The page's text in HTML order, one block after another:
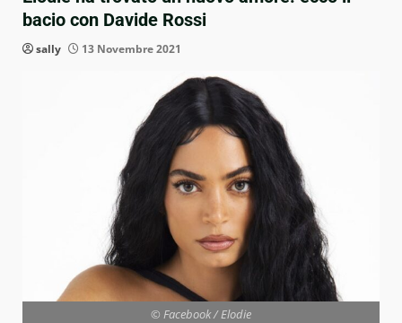
bacio con Davide Rossi
sally 13 Novembre 2021
© Facebook / Elodie